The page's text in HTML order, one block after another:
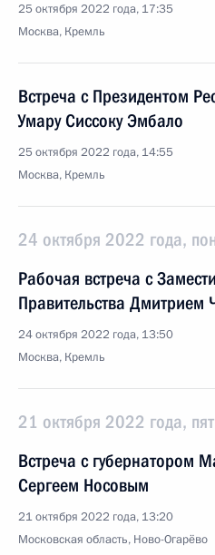
25 октября 2022 года, 17:35
Москва, Кремль
Встреча с Президентом
Умару Сиссоку Эмбало
25 октября 2022 года, 14:55
Москва, Кремль
24 октября 2022 года,
Рабочая встреча с
Правительства Дмитрием
24 октября 2022 года, 13:50
Москва, Кремль
21 октября 2022 года,
Встреча с губернатором
Сергеем Носовым
21 октября 2022 года, 13:20
Московская область, Ново-Огарёво